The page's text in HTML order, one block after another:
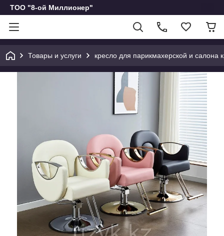
ТОО "8-ой Миллионер"
Товары и услуги кресло для парикмахерской и салона